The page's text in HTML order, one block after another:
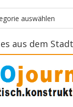
auswählen
aus dem